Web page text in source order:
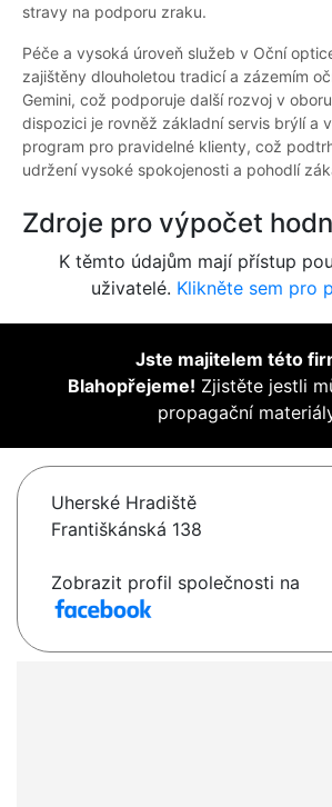
stravy na podporu zraku.
Péče a vysoká úroveň služeb v Oční
zajištěny dlouholetou tradicí a zázemím
Gemini, což podporuje další rozvoj v
dispozici je rovněž základní servis brýlí a
program pro pravidelné klienty, což
udržení vysoké spokojenosti a pohodlí
Zdroje pro výpočet
K těmto údajům mají přístup
uživatelé. Klikněte sem pro
Jste majitelem této
Blahopřejeme! Zjistěte jestli
propagační
Uherské Hradiště
Františkánská 138
Zobrazit profil společnosti na